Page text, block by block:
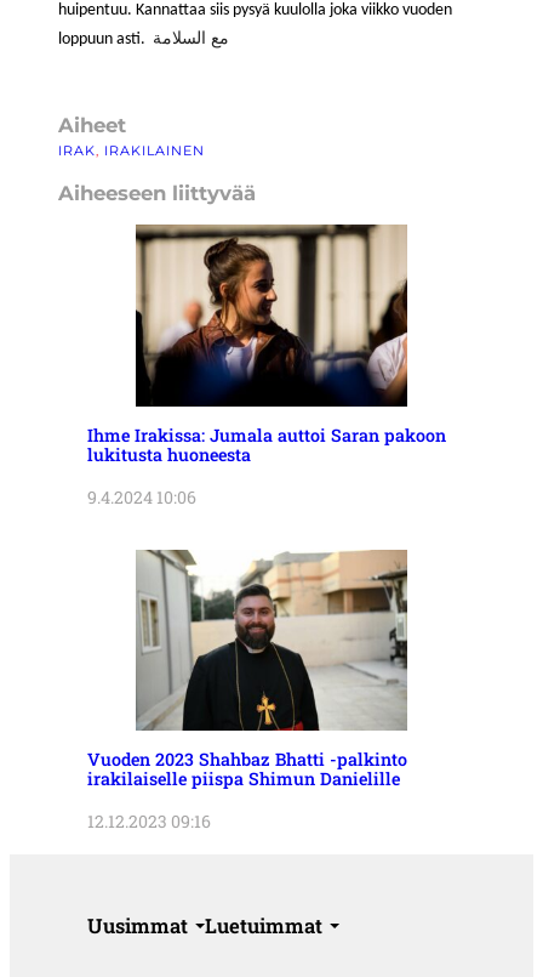
huipentuu. Kannattaa siis pysyä kuulolla joka viikko vuoden
loppuun asti. مع السلامة
Aiheet
IRAK, IRAKILAINEN
Aiheeseen liittyvää
Ihme Irakissa: Jumala auttoi Saran pakoon
lukitusta huoneesta
9.4.2024 10:06
Vuoden 2023 Shahbaz Bhatti -palkinto
irakilaiselle piispa Shimun Danielille
12.12.2023 09:16
Uusimmat Luetuimmat